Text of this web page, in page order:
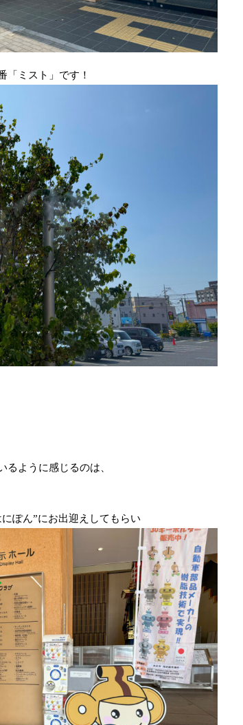
「ミスト」です！
るように感じるのは、
ぽん”にお出迎えしてもらい